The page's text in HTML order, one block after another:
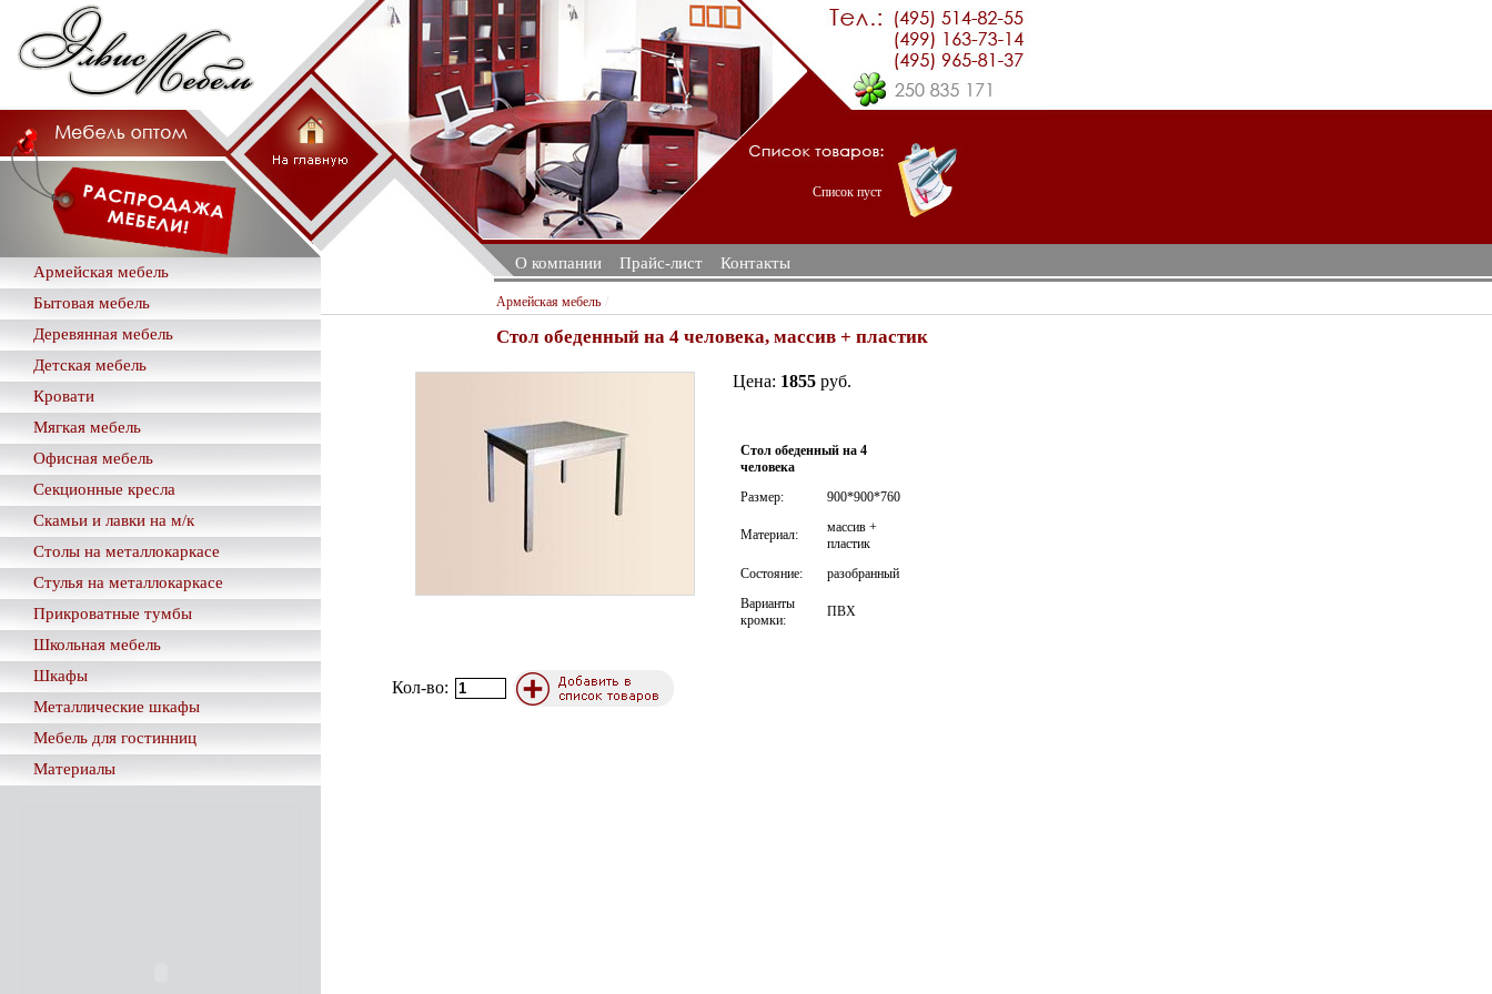
Список пуст
Армейская мебель
Бытовая мебель
Деревянная мебель
Детская мебель
Кровати
Мягкая мебель
Офисная мебель
Секционные кресла
Скамьи и лавки на м/к
Столы на металлокаркасе
Стулья на металлокаркасе
Прикроватные тумбы
Школьная мебель
Шкафы
Металлические шкафы
Мебель для гостинниц
Материалы
О компании Прайс-лист Контакты
Армейская мебель /
Стол обеденный на 4 человека, массив + пластик
Цена: 1855 руб.
Стол обеденный на 4
человека
Размер:
900*900*760
Материал:
массив +
пластик
Состояние:
разобранный
Варианты
кромки:
ПВХ
Кол-во: